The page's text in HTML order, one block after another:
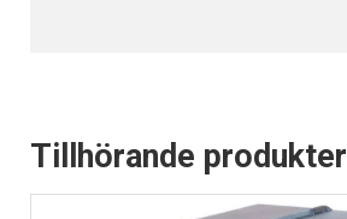
Tillhörande produkter